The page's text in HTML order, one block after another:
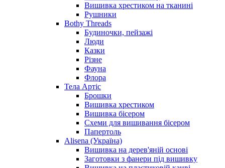
Вишивка хрестиком на тканині
Рушники
Bothy Threads
Будиночки, пейзажі
Люди
Казки
Різне
Фауна
Флора
Тела Артіс
Брошки
Вишивка хрестиком
Вишивка бісером
Схеми для вишивання бісером
Папертоль
Alisena (Україна)
Вишивка на дерев'яній основі
Заготовки з фанери під вишивку